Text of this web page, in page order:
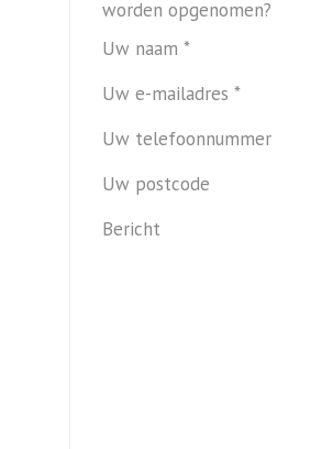
worden opgenomen?
Uw naam *
Uw e-mailadres *
Uw telefoonnummer
Uw postcode
Bericht